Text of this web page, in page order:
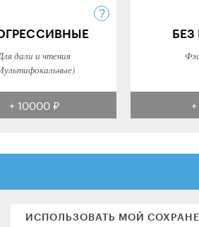
дали и чтения
+ 10000 ₽
БЕЗ
ИСПОЛЬЗОВАТЬ МОЙ